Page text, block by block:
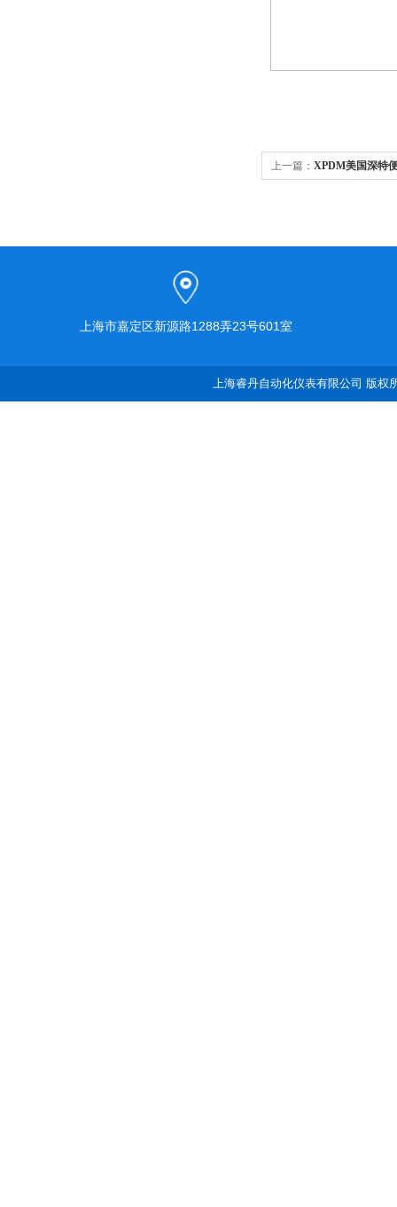
上一篇： XPDM美国深特
上海市嘉定区新源路1288弄23号601室
上海睿丹自动化仪表有限公司 版权